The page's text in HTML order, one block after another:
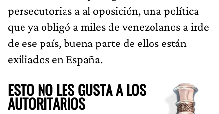
persecutorias a al oposición, una política
que ya obligó a miles de venezolanos a irde
de ese país, buena parte de ellos están
exiliados en España.
ESTO NO LES GUSTA A LOS
AUTORITARIOS